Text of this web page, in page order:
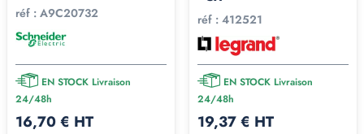
réf : A9C20732
EN STOCK Livraison
24/48h
16,70 € HT
réf : 412521
EN STOCK Livraison
24/48h
19,37 € HT